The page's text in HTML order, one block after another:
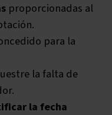
proporcionadas al
para la
la falta de
la fecha